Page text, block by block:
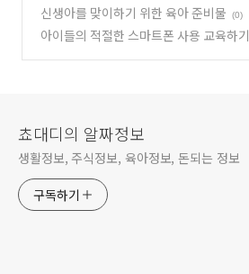
신생아를 맞이하기 위한 육아 준비물 (0)
아이들의 적절한 스마트폰 사용 교육하기
쵸대디의 알짜정보
생활정보, 주식정보, 육아정보, 돈되는 정보
구독하기